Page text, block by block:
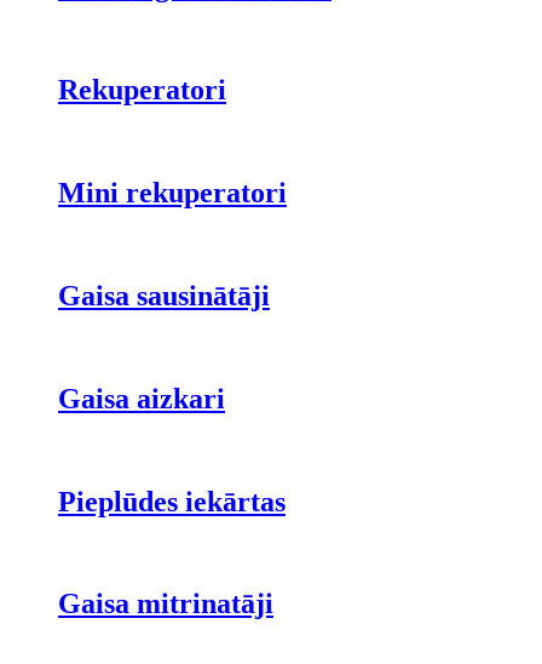
Rekuperatori
Mini rekuperatori
Gaisa sausinātāji
Gaisa aizkari
Pieplūdes iekārtas
Gaisa mitrinatāji